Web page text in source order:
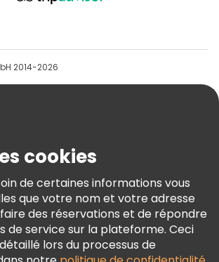
Et Mentions Légales
De Cookies
Fidélité
2014-2026
cookies
de certaines informations vous
que votre nom et votre adresse
des réservations et de répondre
de service sur la plateforme. Ceci
lors du processus de